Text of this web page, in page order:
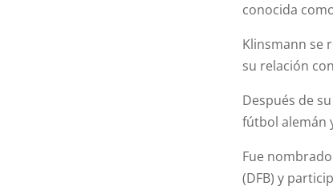
conocida
Klinsmann se
su relación
Después de
fútbol alemán
Fue
(DFB) y